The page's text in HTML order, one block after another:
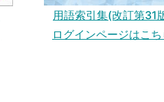
用語索引集(改訂第31
ログインページはこち